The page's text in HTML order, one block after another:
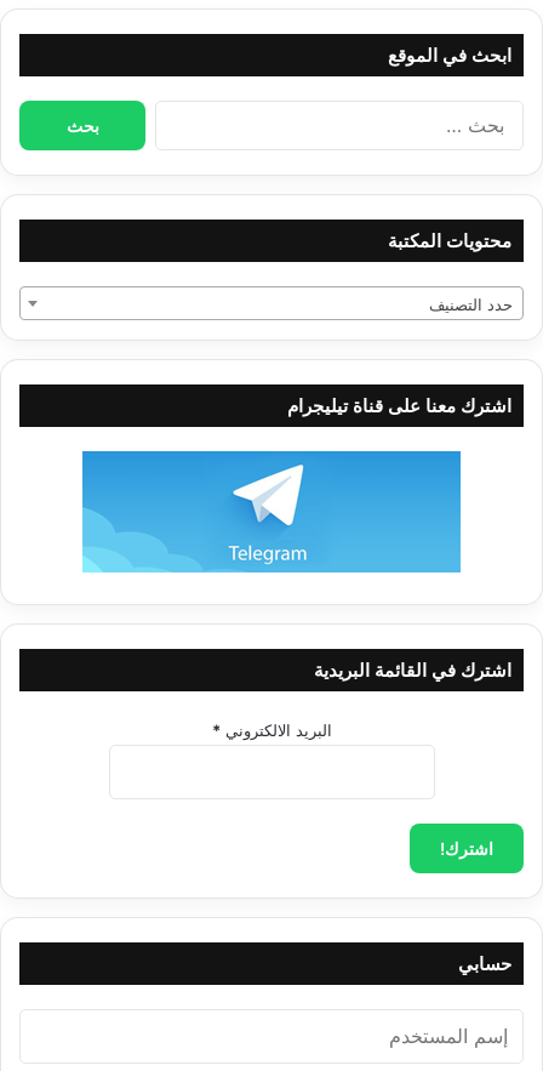
ابحث في الموقع
البحث
محتويات المكتبة
حدد التصنيف
اشترك معنا على قناة تيليجرام
اشترك في القائمة البريدية
البريد الالكتروني *
حسابي